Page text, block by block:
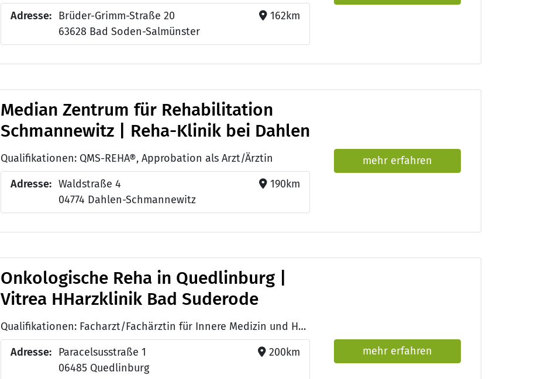
Adresse:
Brüder-Grimm-Straße 20
63628 Bad Soden-Salmünster
162km
Median Zentrum für Rehabilitation
Schmannewitz | Reha-Klinik bei Dahlen
Qualifikationen: QMS-REHA®, Approbation als Arzt/Ärztin
Adresse: Waldstraße 4
04774 Dahlen-Schmannewitz
190km
mehr erfahren
Onkologische Reha in Quedlinburg |
Vitrea HHarzklinik Bad Suderode
Qualifikationen: Facharzt/Fachärztin für Innere Medizin und Hämatologie und Onkologie, Approbation als Arzt/Ärztin, DEGEMED
Adresse:
Paracelsusstraße 1
06485 Quedlinburg
200km mehr erfahren